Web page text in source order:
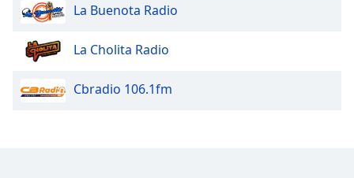
Text
Color
Opacity
La Buenota Radio
La Cholita Radio
Cbradio 106.1fm